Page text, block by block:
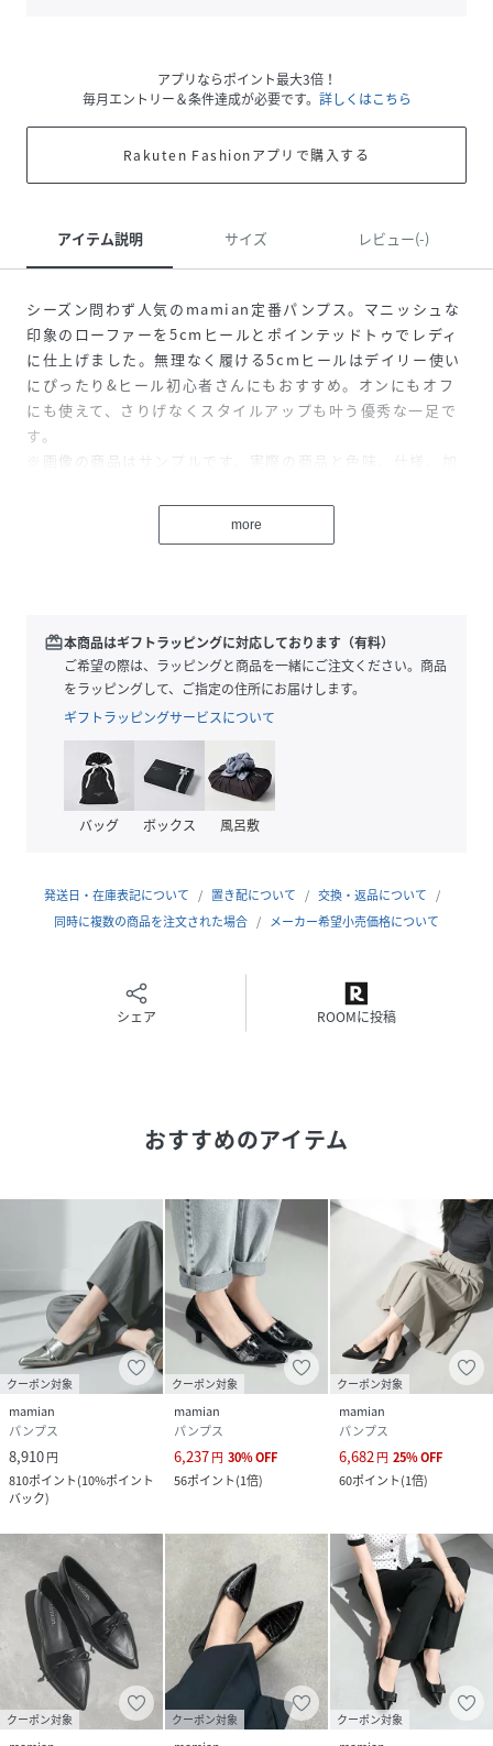
アプリならポイント最大3倍！
毎月エントリー＆条件達成が必要です。 詳しくはこちら
Rakuten Fashionアプリで購入する
アイテム説明 サイズ レビュー(-)
シーズン問わず人気のmamian定番パンプス。マニッシュな
印象のローファーを5cmヒールとポインテッドトゥでレディ
に仕上げました。無理なく履ける5cmヒールはデイリー使い
にぴったり&ヒール初心者さんにもおすすめ。オンにもオフ
にも使えて、さりげなくスタイルアップも叶う優秀な一足で
す。
※画像の商品はサンプルです。実際の商品と色味、仕様、加
・クッションインソールで足が痛くなりにくい。
■スタッフによるサイズ感
（個人差がございますので、参考までにお考えください）
＝＝＝＝＝＝＝＝＝＝＝＝＝＝＝＝＝＝＝＝＝＝＝＝＝＝
普段のサイズ：22.5cmまたは22.0cm
足長：22.0cm／足幅：9.5cm／足囲：21.5cm／ワイズ：C
／ギリシャ型
が、おおむねジャストサイズです。
＝＝＝＝＝＝＝＝＝＝＝＝＝＝＝＝＝＝＝＝＝＝＝＝＝＝
この靴で選ぶサイズ：23.0cm
感想：ストッキングで着用。23.5cmで歩行時にパカパカす
足長：24.0cm／足幅：10.2cm／足囲：22.9cm／ワイズ：
感想：ストッキングで着用。概ねジャストサイズです。馴染
んだら脱げそうなのでクッションで調整します。24.0cmは
全体的に小さかったです。
＝＝＝＝＝＝＝＝＝＝＝＝＝＝＝＝＝＝＝＝＝＝＝＝＝＝
mamian（マミアン）
1978年4月、レディースシューズメーカーとして神戸に誕生
したマミアン。「靴は女の顔になる。」をテーマに、女性の
足を美しく魅せる靴をMADE IN JAPANでご提案。一足ずつ
職人が作る靴は、圧倒的な履きやすさと美しいシルエットを
一度に叶えます。
性別タイプ レディース
原産国
素材 合成皮革
サイズ
22.5cm、23.0cm、23.5cm、24.0cm、
24.5cm、25.0cm
more
redeem本商品はギフトラッピングに対応しております（有料）
ご希望の際は、ラッピングと商品を一緒にご注文ください。商品
をラッピングして、ご指定の住所にお届けします。
ギフトラッピングサービスについて
バッグ ボックス 風呂敷
発送日・在庫表記について 置き配について
交換・返品について
同時に複数の商品を注文された場合
メーカー希望小売価格について
シェア ROOMに投稿
おすすめのアイテム
クーポン対象
mamian
パンプス
8,910円
810ポイント(10%ポイント
バック)
クーポン対象
mamian
パンプス
6,237円 30%OFF
56ポイント(1倍)
クーポン対象
mamian
パンプス
6,682円 25%OFF
60ポイント(1倍)
クーポン対象 クーポン対象 クーポン対象